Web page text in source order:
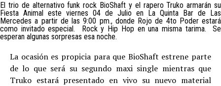
El trio de alternativo funk rock BioShaft y el rapero Truko armarán su
Fiesta Animal este viernes 04 de Julio en La Quinta Bar de Las
Mercedes a partir de las 9:00 pm., donde Rojo de 4to Poder estará
como invitado especial. Rock y Hip Hop en una misma tarima. Se
esperan algunas sorpresas esa noche.
La ocasión es propicia para que BioShaft estrene parte
de lo que será su segundo maxi single mientras que
Truko estará presentado en vivo su nuevo material